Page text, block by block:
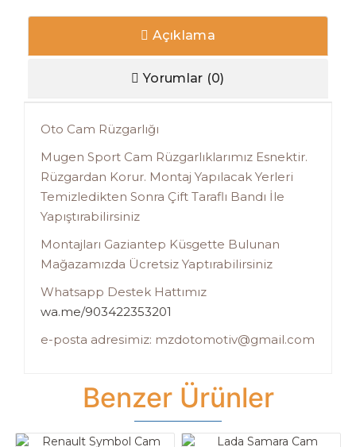
Açıklama
Yorumlar (0)
Oto Cam Rüzgarlığı
Mugen Sport Cam Rüzgarlıklarımız Esnektir.
Rüzgardan Korur. Montaj Yapılacak Yerleri
Temizledikten Sonra Çift Taraflı Bandı İle
Yapıştırabilirsiniz
Montajları Gaziantep Küsgette Bulunan
Mağazamızda Ücretsiz Yaptırabilirsiniz
Whatsapp Destek Hattımız
wa.me/903422353201
e-posta adresimiz: mzdotomotiv@gmail.com
Benzer Ürünler